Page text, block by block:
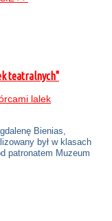
teatralnych"
Bienias,
był w klasach
patronatem Muzeum